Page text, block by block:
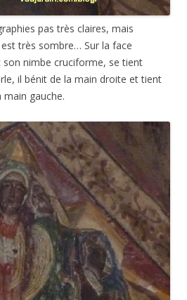
pas très claires, mais
très sombre… Sur la face
son nimbe cruciforme, se tient
il bénit de la main droite et tient
main gauche.